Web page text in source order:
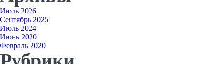
Июль 2026
Сентябрь 2025
Июль 2024
Июнь 2020
Февраль 2020